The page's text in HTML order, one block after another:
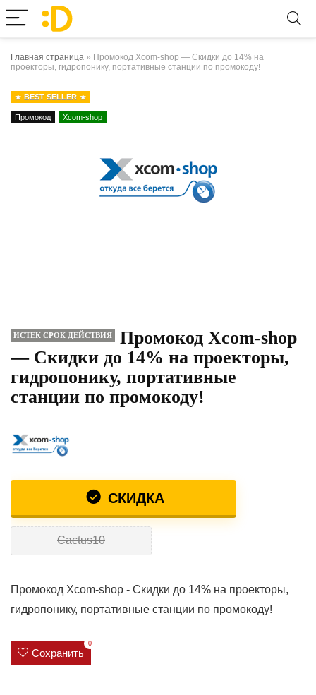
Главная страница » Промокод Xcom-shop — Скидки до 14% на
проекторы, гидропонику, портативные станции по промокоду!
BEST SELLER
Промокод Xcom-shop
ИСТЕК СРОК ДЕЙСТВИЯ
Промокод Xcom-shop
— Скидки до 14% на проекторы,
гидропонику, портативные
станции по промокоду!
СКИДКА
Сactus10
Промокод Xcom-shop - Скидки до 14% на проекторы,
гидропонику, портативные станции по промокоду!
Сохранить
0